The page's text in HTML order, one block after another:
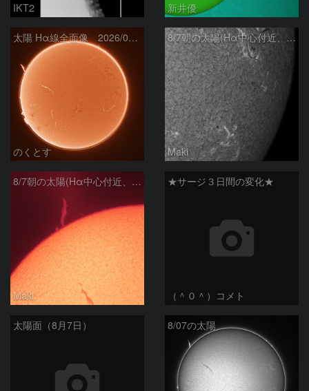
IKT2 新井優
太陽 Hα線全面像 2026/08/07
のくとす
8/7朝の太陽(Hα中心付近、4498、4502付近)
Maki
8/7朝の太陽(Hα中心付近、プロミネンス)
Maki
★サージ３日間の変化★
（＾０＾）コメト
太陽面（8月7日） 8/07の太陽